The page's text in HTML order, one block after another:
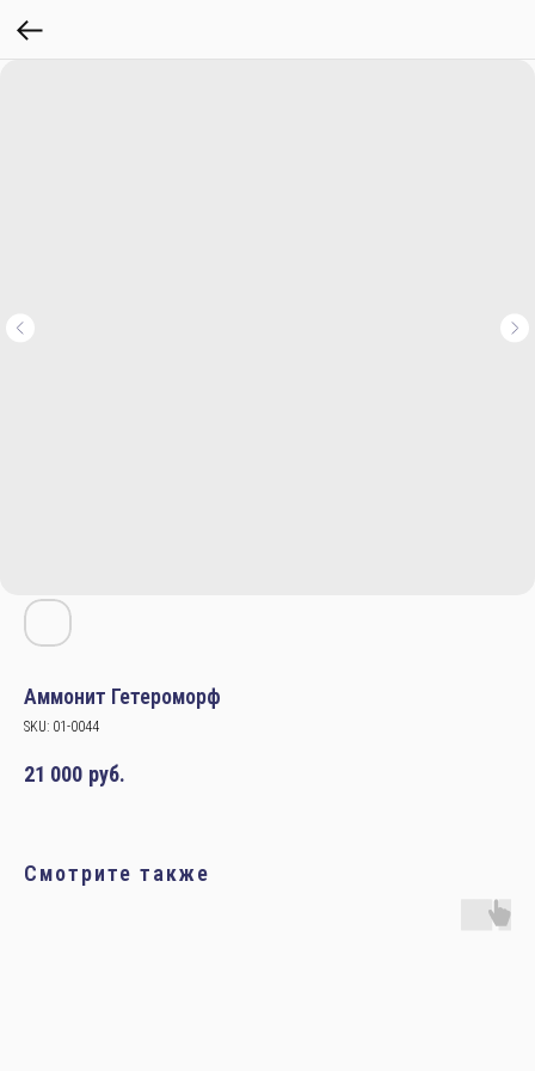
Аммонит Гетероморф
SKU: 01-0044
21 000 руб.
Смотрите также